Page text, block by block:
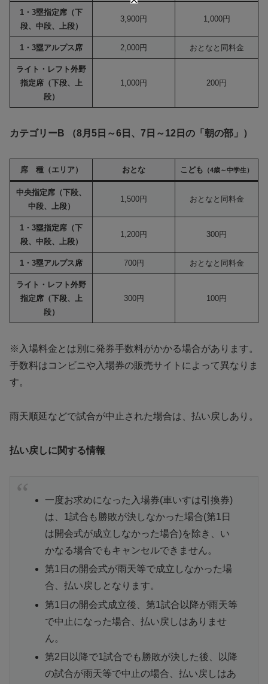
1・3塁指定席（下
段、中段、上段）
3,900円 1,000円
1・3塁アルプス席 2,000円 おとなと同料金
ライト・レフト外野
指定席（下段、上
段）
1,000円 200円
カテゴリーB （8月5日～6日、7日～12日の「朝の部」）
席 種（エリア） おとな こども （4歳～中学生）
中央指定席（下段、
中段、上段）
1,500円 おとなと同料金
1・3塁指定席（下
段、中段、上段）
1,200円 300円
1・3塁アルプス席 700円 おとなと同料金
ライト・レフト外野
指定席（下段、上
段）
300円 100円
※入場料金とは別に発券手数料がかかる場合があります。
手数料はコンビニや入場券の販売サイトによって異なりま
す。
雨天順延などで試合が中止された場合は、払い戻しあり。
払い戻しに関する情報
一度お求めになった入場券(車いすは引換券)
は、1試合も勝敗が決しなかった場合(第1日
は開会式が成立しなかった場合)を除き、い
かなる場合でもキャンセルできません。
第1日の開会式が雨天等で成立しなかった場
合、払い戻しとなります。
第1日の開会式成立後、第1試合以降が雨天等
で中止になった場合、払い戻しはありませ
ん。
第2日以降で1試合でも勝敗が決した後、以降
の試合が雨天等で中止の場合、払い戻しはあ